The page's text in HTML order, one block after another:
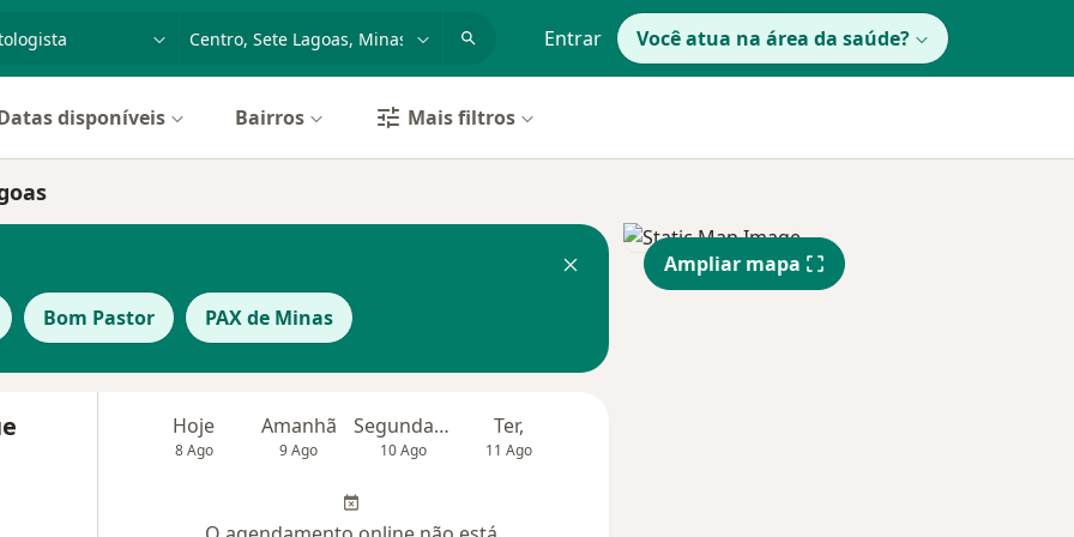
Entrar Você atua na área da saúde?
disponíveis Bairros Mais filtros
Bom Pastor PAX de Minas
Hoje
8 Ago
Amanhã
9 Ago
Segunda-feira
10 Ago
Ter,
11 Ago
Ampliar mapa